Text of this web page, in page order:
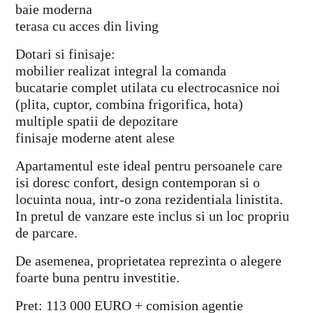
baie moderna
terasa cu acces din living
Dotari si finisaje:
mobilier realizat integral la comanda
bucatarie complet utilata cu electrocasnice noi
(plita, cuptor, combina frigorifica, hota)
multiple spatii de depozitare
finisaje moderne atent alese
Apartamentul este ideal pentru persoanele care
isi doresc confort, design contemporan si o
locuinta noua, intr-o zona rezidentiala linistita.
In pretul de vanzare este inclus si un loc propriu
de parcare.
De asemenea, proprietatea reprezinta o alegere
foarte buna pentru investitie.
Pret: 113 000 EURO + comision agentie